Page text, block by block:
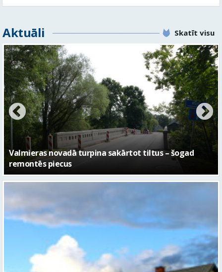
Aktuāli Skatīt visu
No pagaidu teātra līdz laikmetīgās kultūras centram
– kā attīstīsies “Kurtuve”